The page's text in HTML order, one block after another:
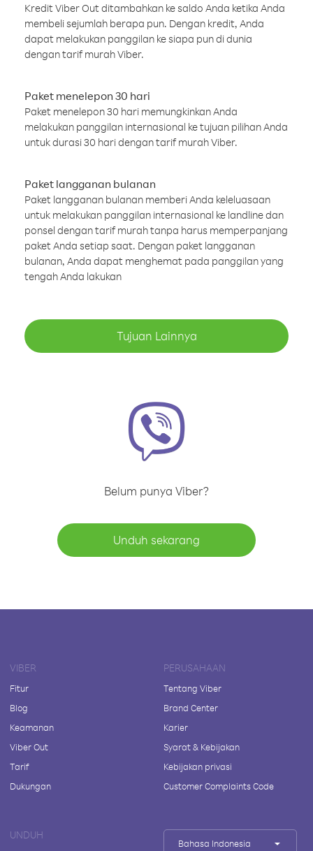
Kredit Viber Out ditambahkan ke saldo Anda ketika Anda
membeli sejumlah berapa pun. Dengan kredit, Anda
dapat melakukan panggilan ke siapa pun di dunia
dengan tarif murah Viber.
Paket menelepon 30 hari
Paket menelepon 30 hari memungkinkan Anda
melakukan panggilan internasional ke tujuan pilihan Anda
untuk durasi 30 hari dengan tarif murah Viber.
Paket langganan bulanan
Paket langganan bulanan memberi Anda keleluasaan
untuk melakukan panggilan internasional ke landline dan
ponsel dengan tarif murah tanpa harus memperpanjang
paket Anda setiap saat. Dengan paket langganan
bulanan, Anda dapat menghemat pada panggilan yang
tengah Anda lakukan
Tujuan Lainnya
Belum punya Viber?
Unduh sekarang
VIBER
Fitur
Blog
Keamanan
Viber Out
Tarif
Dukungan
PERUSAHAAN
Tentang Viber
Brand Center
Karier
Syarat & Kebijakan
Kebijakan privasi
Customer Complaints Code
UNDUH
Bahasa Indonesia